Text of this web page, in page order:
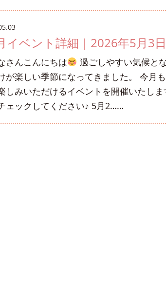
イベント詳細｜2026年5月3日
さんこんにちは
過ごしやすい気候と
が楽しい季節になってきました。 今月
しみいただけるイベントを開催いたし
ェックしてください♪ 5月2……